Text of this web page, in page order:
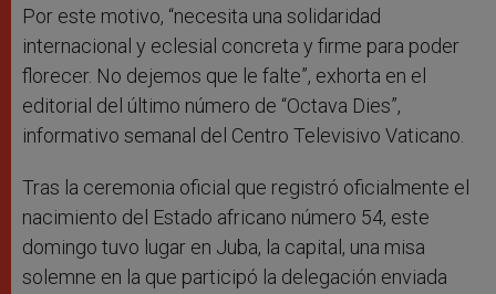
Por este motivo, “necesita una solidaridad
internacional y eclesial concreta y firme para poder
florecer. No dejemos que le falte”, exhorta en el
editorial del último número de “Octava Dies”,
informativo semanal del Centro Televisivo Vaticano.
Tras la ceremonia oficial que registró oficialmente el
nacimiento del Estado africano número 54, este
domingo tuvo lugar en Juba, la capital, una misa
solemne en la que participó la delegación enviada